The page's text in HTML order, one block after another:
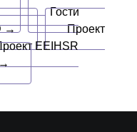
Гости
→
Проект
EEIHSR